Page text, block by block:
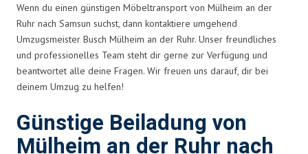
Wenn du einen günstigen Möbeltransport von Mülheim an der
Ruhr nach Samsun suchst, dann kontaktiere umgehend
Umzugsmeister Busch Mülheim an der Ruhr. Unser freundliches
und professionelles Team steht dir gerne zur Verfügung und
beantwortet alle deine Fragen. Wir freuen uns darauf, dir bei
deinem Umzug zu helfen!
Günstige Beiladung von
Mülheim an der Ruhr nach